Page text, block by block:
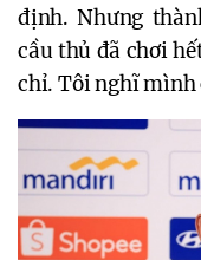
định. Nhưng
cầu thủ đã chơi
chỉ. Tôi nghĩ mình